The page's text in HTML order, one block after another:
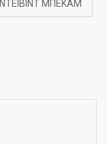
ΝΤΕΙΒΙΝΤ ΜΠΕΚΑΜ